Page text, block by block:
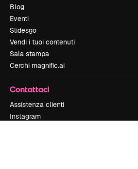
Blog
Eventi
Slidesgo
Vendi i tuoi contenuti
Sala stampa
Cerchi magnific.ai
Contattaci
Assistenza clienti
Instagram